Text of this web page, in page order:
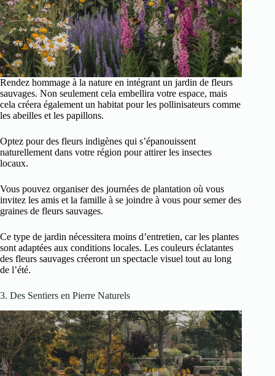
Rendez hommage à la nature en intégrant un jardin de fleurs
sauvages. Non seulement cela embellira votre espace, mais
cela créera également un habitat pour les pollinisateurs comme
les abeilles et les papillons.
Optez pour des fleurs indigènes qui s’épanouissent
naturellement dans votre région pour attirer les insectes
locaux.
Vous pouvez organiser des journées de plantation où vous
invitez les amis et la famille à se joindre à vous pour semer des
graines de fleurs sauvages.
Ce type de jardin nécessitera moins d’entretien, car les plantes
sont adaptées aux conditions locales. Les couleurs éclatantes
des fleurs sauvages créeront un spectacle visuel tout au long
de l’été.
3. Des Sentiers en Pierre Naturels